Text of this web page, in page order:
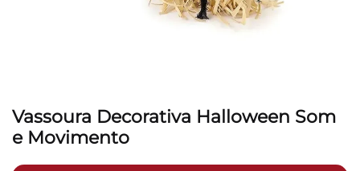
Vassoura Decorativa Halloween Som
e Movimento